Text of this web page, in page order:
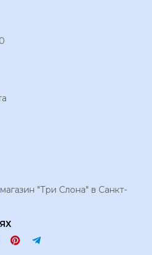
"Три Слона" в Санкт-